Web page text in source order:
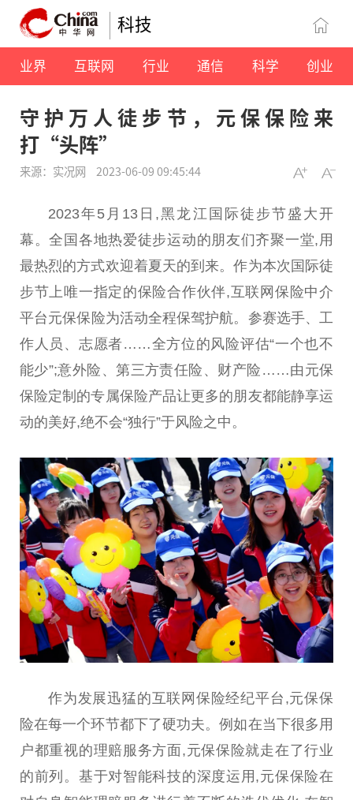
科技
业界 互联网 行业 通信 科学 创业
守护万人徒步节，元保保险来
打“头阵”
来源：实况网 2023-06-09 09:45:44
2023年5月13日,黑龙江国际徒步节盛大开
幕。全国各地热爱徒步运动的朋友们齐聚一堂,用
最热烈的方式欢迎着夏天的到来。作为本次国际徒
步节上唯一指定的保险合作伙伴,互联网保险中介
平台元保保险为活动全程保驾护航。参赛选手、工
作人员、志愿者……全方位的风险评估“一个也不
能少”;意外险、第三方责任险、财产险……由元保
保险定制的专属保险产品让更多的朋友都能静享运
动的美好,绝不会“独行”于风险之中。
作为发展迅猛的互联网保险经纪平台 ,元保保
险在每一个环节都下了硬功夫。例如在当下很多用
户都重视的理赔服务方面,元保保险就走在了行业
的前列。基于对智能科技的深度运用,元保保险在